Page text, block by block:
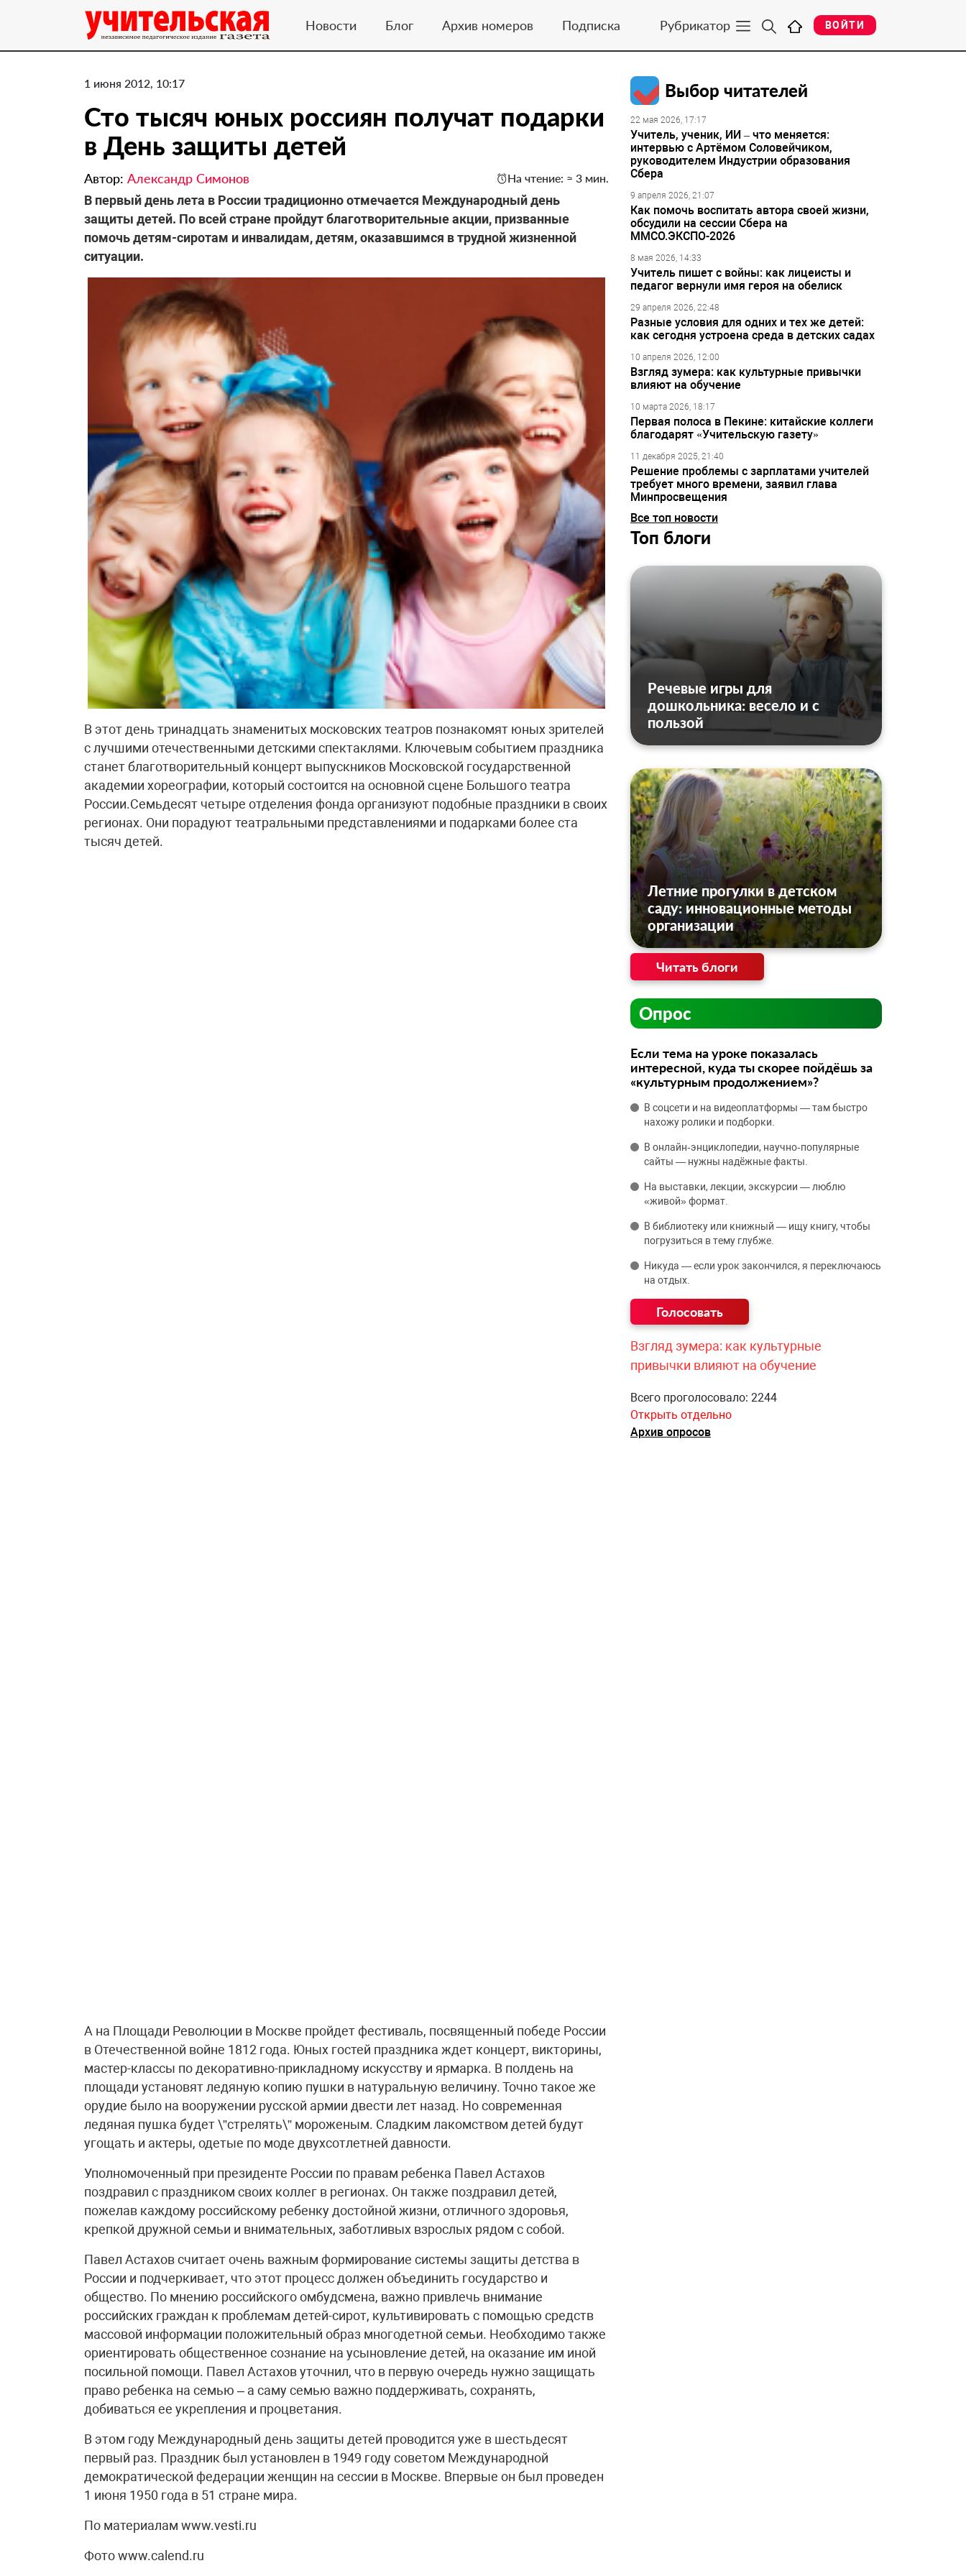
Новости Блог Архив номеров Подписка Рубрикатор ВОЙТИ
1 июня 2012, 10:17
Сто тысяч юных россиян получат подарки
в День защиты детей
Автор: Александр Симонов На чтение: ≈ 3 мин.
В первый день лета в России традиционно отмечается Международный день
защиты детей. По всей стране пройдут благотворительные акции, призванные
помочь детям-сиротам и инвалидам, детям, оказавшимся в трудной жизненной
ситуации.
В этот день тринадцать знаменитых московских театров познакомят юных зрителей
с лучшими отечественными детскими спектаклями. Ключевым событием праздника
станет благотворительный концерт выпускников Московской государственной
академии хореографии, который состоится на основной сцене Большого театра
России.Семьдесят четыре отделения фонда организуют подобные праздники в своих
регионах. Они порадуют театральными представлениями и подарками более ста
тысяч детей.
А на Площади Революции в Москве пройдет фестиваль, посвященный победе России
в Отечественной войне 1812 года. Юных гостей праздника ждет концерт, викторины,
мастер-классы по декоративно-прикладному искусству и ярмарка. В полдень на
площади установят ледяную копию пушки в натуральную величину. Точно такое же
орудие было на вооружении русской армии двести лет назад. Но современная
ледяная пушка будет \”стрелять\” мороженым. Сладким лакомством детей будут
угощать и актеры, одетые по моде двухсотлетней давности.
Уполномоченный при президенте России по правам ребенка Павел Астахов
поздравил с праздником своих коллег в регионах. Он также поздравил детей,
пожелав каждому российскому ребенку достойной жизни, отличного здоровья,
крепкой дружной семьи и внимательных, заботливых взрослых рядом с собой.
Павел Астахов считает очень важным формирование системы защиты детства в
России и подчеркивает, что этот процесс должен объединить государство и
общество. По мнению российского омбудсмена, важно привлечь внимание
российских граждан к проблемам детей-сирот, культивировать с помощью средств
массовой информации положительный образ многодетной семьи. Необходимо также
ориентировать общественное сознание на усыновление детей, на оказание им иной
посильной помощи. Павел Астахов уточнил, что в первую очередь нужно защищать
право ребенка на семью – а саму семью важно поддерживать, сохранять,
добиваться ее укрепления и процветания.
В этом году Международный день защиты детей проводится уже в шестьдесят
первый раз. Праздник был установлен в 1949 году советом Международной
демократической федерации женщин на сессии в Москве. Впервые он был проведен
1 июня 1950 года в 51 стране мира.
По материалам www.vesti.ru
Фото www.calend.ru
Выбор читателей
22 мая 2026, 17:17
Учитель, ученик, ИИ – что меняется:
интервью с Артёмом Соловейчиком,
руководителем Индустрии образования
Сбера
9 апреля 2026, 21:07
Как помочь воспитать автора своей жизни,
обсудили на сессии Сбера на
ММСО.ЭКСПО-2026
8 мая 2026, 14:33
Учитель пишет с войны: как лицеисты и
педагог вернули имя героя на обелиск
29 апреля 2026, 22:48
Разные условия для одних и тех же детей:
как сегодня устроена среда в детских садах
10 апреля 2026, 12:00
Взгляд зумера: как культурные привычки
влияют на обучение
10 марта 2026, 18:17
Первая полоса в Пекине: китайские коллеги
благодарят «Учительскую газету»
11 декабря 2025, 21:40
Решение проблемы с зарплатами учителей
требует много времени, заявил глава
Минпросвещения
Все топ новости
Топ блоги
Речевые игры для
дошкольника: весело и с
пользой
Летние прогулки в детском
саду: инновационные методы
организации
Читать блоги
Опрос
Если тема на уроке показалась
интересной, куда ты скорее пойдёшь за
«культурным продолжением»?
В соцсети и на видеоплатформы — там быстро
нахожу ролики и подборки.
В онлайн‑энциклопедии, научно‑популярные
сайты — нужны надёжные факты.
На выставки, лекции, экскурсии — люблю
«живой» формат.
В библиотеку или книжный — ищу книгу, чтобы
погрузиться в тему глубже.
Никуда — если урок закончился, я переключаюсь
на отдых.
Взгляд зумера: как культурные
привычки влияют на обучение
Всего проголосовало: 2244
Открыть отдельно
Архив опросов